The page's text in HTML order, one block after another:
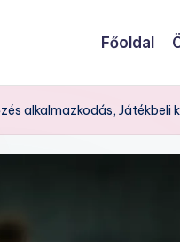
Főoldal
alkalmazkodás, Játékbeli